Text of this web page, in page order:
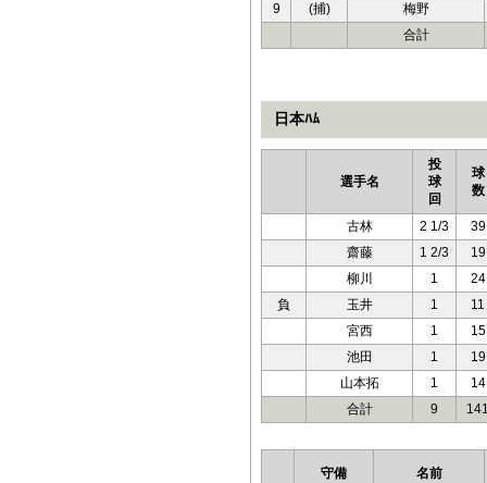
9
(捕)
梅野
合計
日本ﾊﾑ
選手名
投
球
回
球
数
古林 2 1/3
39
齋藤
1 2/3
19
柳川
1
24
負
玉井 1
11
宮西
1
15
池田
1
19
山本拓
1
14
合計
9
守備 名前